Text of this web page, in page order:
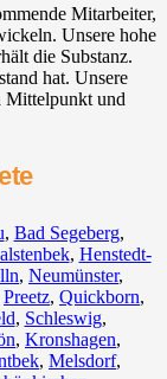
Mitarbeiter,
Unsere hohe
die Substanz.
hat. Unsere
Mittelpunkt und
, Bad Segeberg,
, Henstedt-
, Neumünster,
Preetz, Quickborn,
, Schleswig,
, Kronshagen,
, Melsdorf,